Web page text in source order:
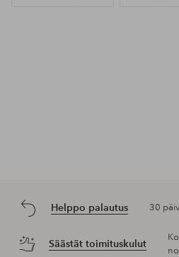
Helppo palautus 30
Säästät toimituskulut